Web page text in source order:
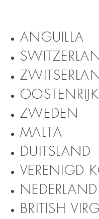
ANGUILLA
OOSTENRIJK
ZWEDEN
MALTA
DUITSLAND
VERENIGD
BRITISH